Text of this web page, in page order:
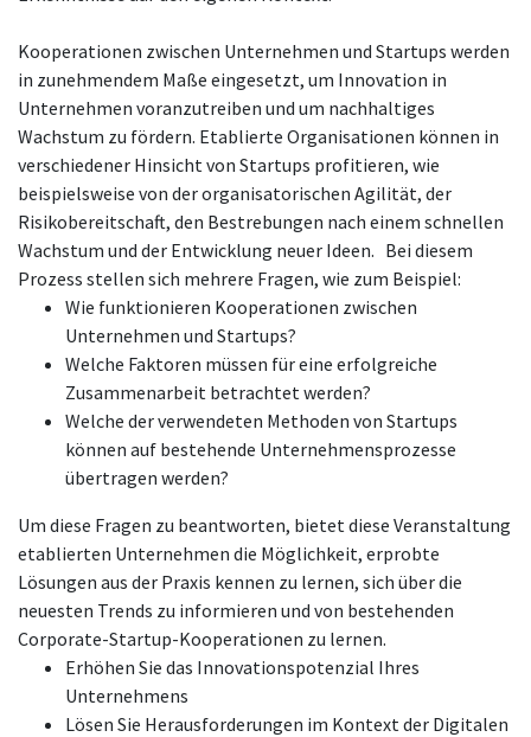
Kooperationen zwischen Unternehmen und Startups werden
in zunehmendem Maße eingesetzt, um Innovation in
Unternehmen voranzutreiben und um nachhaltiges
Wachstum zu fördern. Etablierte Organisationen können in
verschiedener Hinsicht von Startups profitieren, wie
beispielsweise von der organisatorischen Agilität, der
Risikobereitschaft, den Bestrebungen nach einem schnellen
Wachstum und der Entwicklung neuer Ideen. Bei diesem
Prozess stellen sich mehrere Fragen, wie zum Beispiel:
Wie funktionieren Kooperationen zwischen
Unternehmen und Startups?
Welche Faktoren müssen für eine erfolgreiche
Zusammenarbeit betrachtet werden?
Welche der verwendeten Methoden von Startups
können auf bestehende Unternehmensprozesse
übertragen werden?
Um diese Fragen zu beantworten, bietet diese Veranstaltung
etablierten Unternehmen die Möglichkeit, erprobte
Lösungen aus der Praxis kennen zu lernen, sich über die
neuesten Trends zu informieren und von bestehenden
Corporate-Startup-Kooperationen zu lernen.
Erhöhen Sie das Innovationspotenzial Ihres
Unternehmens
Lösen Sie Herausforderungen im Kontext der Digitalen